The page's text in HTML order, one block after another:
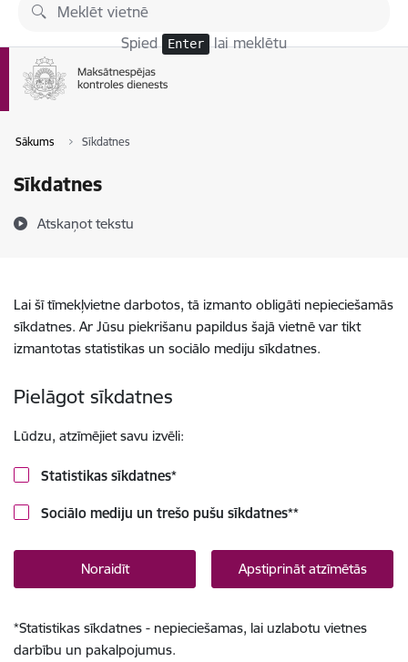
Pāriet uz lapas saturu
Spied Enter lai meklētu
Sākums Sīkdatnes
Sīkdatnes
Atskaņot tekstu
Lai šī tīmekļvietne darbotos, tā izmanto obligāti nepieciešamās
sīkdatnes. Ar Jūsu piekrišanu papildus šajā vietnē var tikt
izmantotas statistikas un sociālo mediju sīkdatnes.
Pielāgot sīkdatnes
Lūdzu, atzīmējiet savu izvēli:
Statistikas sīkdatnes*
Sociālo mediju un trešo pušu sīkdatnes**
Noraidīt Apstiprināt atzīmētās
*Statistikas sīkdatnes - nepieciešamas, lai uzlabotu vietnes
darbību un pakalpojumus.